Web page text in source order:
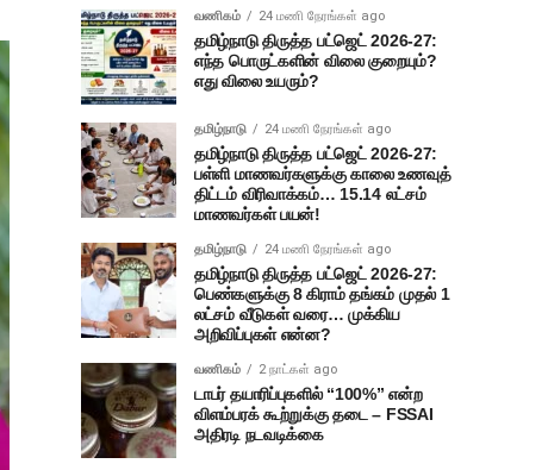
வணிகம் 24 மணி நேரங்கள் ago
தமிழ்நாடு திருத்த பட்ஜெட் 2026-27:
எந்த பொருட்களின் விலை குறையும்?
எது விலை உயரும்?
தமிழ்நாடு 24 மணி நேரங்கள் ago
தமிழ்நாடு திருத்த பட்ஜெட் 2026-27:
பள்ளி மாணவர்களுக்கு காலை உணவுத்
திட்டம் விரிவாக்கம்… 15.14 லட்சம்
மாணவர்கள் பயன்!
தமிழ்நாடு 24 மணி நேரங்கள் ago
தமிழ்நாடு திருத்த பட்ஜெட் 2026-27:
பெண்களுக்கு 8 கிராம் தங்கம் முதல் 1
லட்சம் வீடுகள் வரை… முக்கிய
அறிவிப்புகள் என்ன?
வணிகம் 2 நாட்கள் ago
டாபர் தயாரிப்புகளில் “100%” என்ற
விளம்பரக் கூற்றுக்கு தடை – FSSAI
அதிரடி நடவடிக்கை